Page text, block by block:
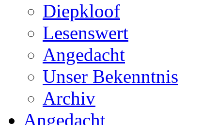
Diepkloof
Lesenswert
Angedacht
Unser Bekenntnis
Archiv
Angedacht